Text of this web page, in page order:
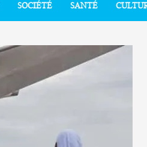
SOCIÉTÉ SANTÉ